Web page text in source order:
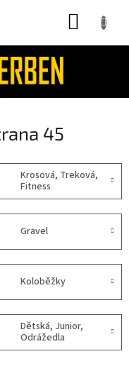
45
Krosová, Treková,
Fitness
Gravel
Koloběžky
Dětská, Junior,
Odrážedla